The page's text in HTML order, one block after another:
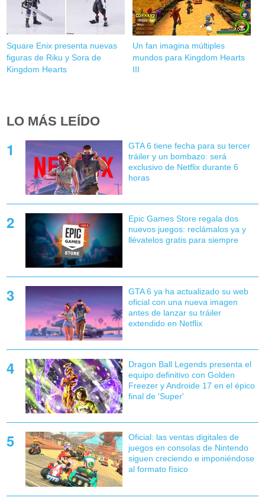
Square Enix presenta nuevas
figuras de Riku y Sora de
Kingdom Hearts
Un fan imagina múltiples
mundos para Kingdom Hearts
III
LO MÁS LEÍDO
GTA 6 tiene fecha para su tercer
tráiler y un bombazo: será
exclusivo de Netflix durante 6
horas
Epic Games Store regala dos
nuevos juegos: reclámalos ya y
llévatelos gratis para siempre
GTA 6 ya ha actualizado su web
oficial con una nueva imagen
antes de lanzar su tráiler
extendido en Netflix
Dragon Ball Legends presenta el
equipo definitivo con Golden
Freezer y Androide 17 en el épico
final de 'Super'
Oficial: las ventas digitales de
juegos en consolas de Nintendo
siguen creciendo e imponiéndose
al formato físico